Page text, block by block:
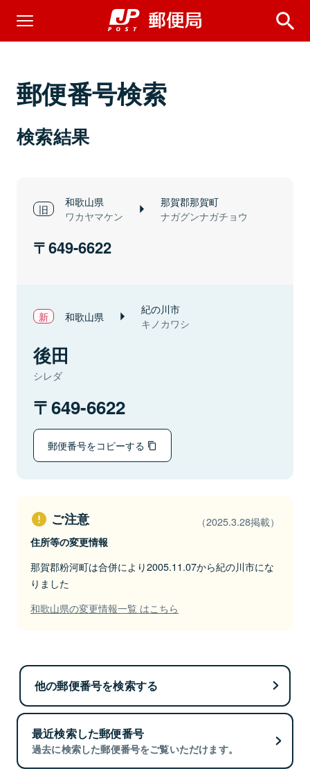
郵便番号検索
検索結果
和歌山県
ワカヤマケン
那賀郡那賀町
ナガグンナガチョウ
649-6622
和歌山県 紀の川市
キノカワシ
後田
シレダ
649-6622
郵便番号をコピーする
ご注意 （2025.3.28掲載）
住所等の変更情報
那賀郡粉河町は合併により2005.11.07から紀の川市にな
りました
和歌山県の変更情報一覧 はこちら
他の郵便番号を検索する
最近検索した郵便番号
過去に検索した郵便番号をご覧いただけます。